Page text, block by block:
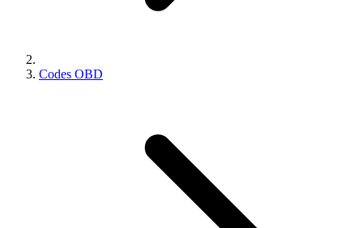
Codes OBD